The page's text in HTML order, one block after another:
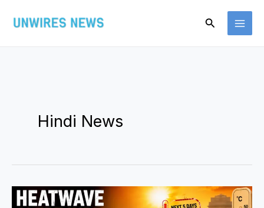
Search
Hindi News